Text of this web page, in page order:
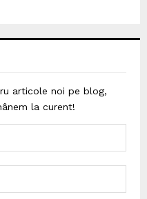
articole noi pe blog,
la curent!